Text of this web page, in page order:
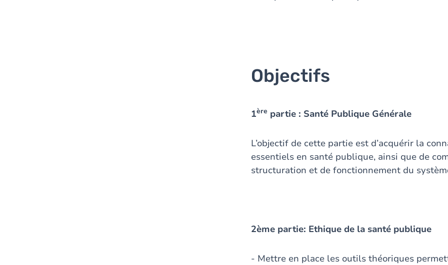
Objectifs
1ère partie : Santé Publique Générale
L’objectif de cette partie est d’acquérir la
essentiels en santé publique, ainsi que de
structuration et de fonctionnement du
2ème partie: Ethique de la santé publique
- Mettre en place les outils théoriques